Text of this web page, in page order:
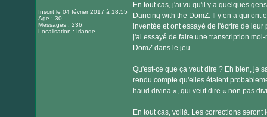
Inscrit le 04 février 2017 à 18:55
Age : 30
Messages : 236
Localisation : Irlande
En tout cas, j'ai vu qu'il y a quelques
Dancing with the DomZ. Il y en a qui ont
inventée et ont essayé de l'écrire de
j'ai essayé de faire une transcription
DomZ dans le jeu.
Qu'est-ce que ça veut dire ? Eh bien, je
rendu compte qu'elles étaient
haud divina », qui veut dire « non pas
En tout cas, voilà. Les corrections seront